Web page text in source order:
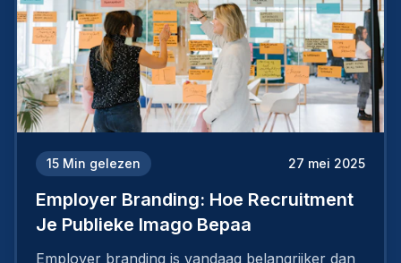
15 Min gelezen 27 mei 2025
Employer Branding: Hoe Recruitment
Je Publieke Imago Bepaa
Employer branding is vandaag belangrijker dan